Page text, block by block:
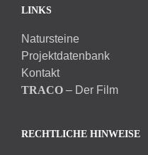
LINKS
Natursteine
Projektdatenbank
Kontakt
TRACO – Der Film
RECHTLICHE HINWEISE